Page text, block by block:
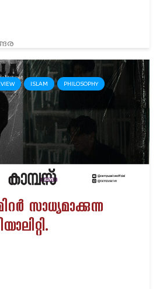
ISLAM PHILOSOPHY
സാധ്യമാക്കുന്ന